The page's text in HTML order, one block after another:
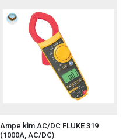
Ampe kìm AC/DC FLUKE 319
(1000A, AC/DC)